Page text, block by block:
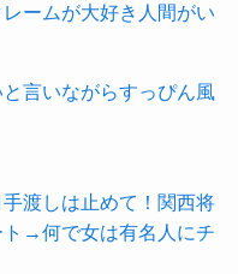
ームが大好き人間がい
言いながらすっぴん風
渡しは止めて！関西将
→何で女は有名人にチ